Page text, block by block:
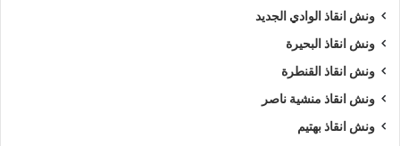
ونش انقاذ الوادي الجديد
ونش انقاذ البحيرة
ونش انقاذ القنطرة
ونش انقاذ منشية ناصر
ونش انقاذ بهتيم